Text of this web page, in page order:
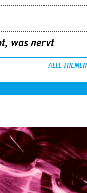
was nervt
ALLE THEMEN